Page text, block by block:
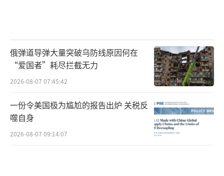
俄弹道导弹大量突破乌防线原因何在
“爱国者”耗尽拦截无力
2026-08-07 07:45:42
一份令美国极为尴尬的报告出炉 关税反
噬自身
2026-08-07 09:14:07